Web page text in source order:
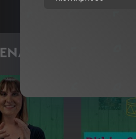
MBAINEANN